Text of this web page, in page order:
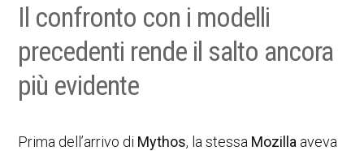
Il confronto con i modelli
precedenti rende il salto ancora
più evidente
Prima dell’arrivo di Mythos, la stessa Mozilla aveva